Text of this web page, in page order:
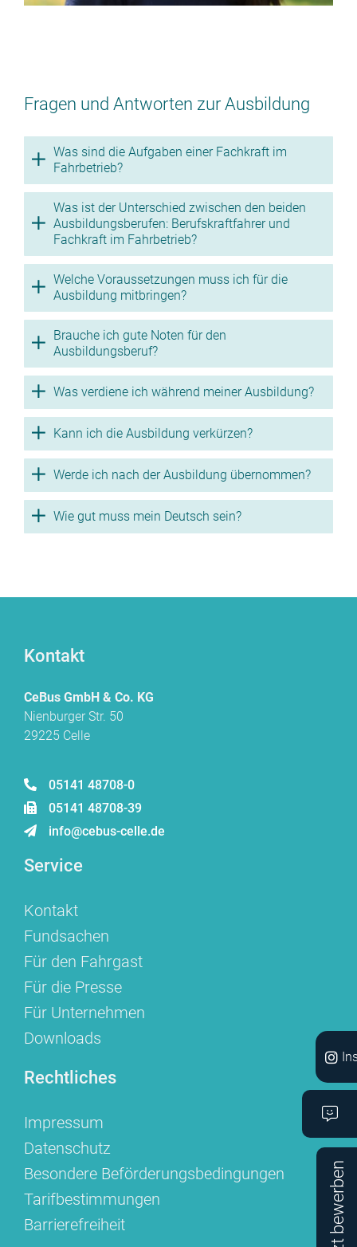
Jetzt bewerben
> ZURÜCK ZU DEN
AUSBILDUNGSBERUFEN
Fragen und Antworten zur Ausbildung
Was sind die Aufgaben einer Fachkraft im
Fahrbetrieb?
Was ist der Unterschied zwischen den beiden
Ausbildungsberufen: Berufskraftfahrer und
Fachkraft im Fahrbetrieb?
Welche Voraussetzungen muss ich für die
Ausbildung mitbringen?
Brauche ich gute Noten für den
Ausbildungsberuf?
Was verdiene ich während meiner Ausbildung?
Kann ich die Ausbildung verkürzen?
Werde ich nach der Ausbildung übernommen?
Wie gut muss mein Deutsch sein?
Kontakt
CeBus GmbH & Co. KG
Nienburger Str. 50
29225 Celle
05141 48708-0
05141 48708-39
info@cebus-celle.de
Service
Kontakt
Fundsachen
Für den Fahrgast
Für die Presse
Für Unternehmen
Downloads
Rechtliches
Impressum
Datenschutz
Besondere Beförderungsbedingungen
Tarifbestimmungen
Barrierefreiheit